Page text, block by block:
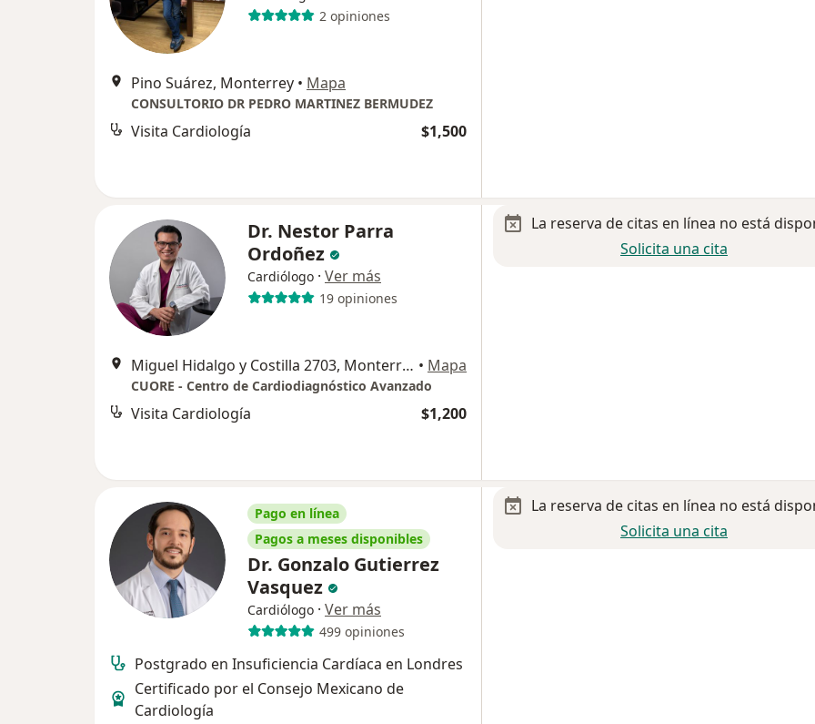
2 opiniones
Pino Suárez, Monterrey • Mapa
CONSULTORIO DR PEDRO MARTINEZ BERMUDEZ
Visita Cardiología $1,500
Dr. Nestor Parra
Ordoñez
Cardiólogo · Ver más
19 opiniones
Miguel Hidalgo y Costilla 2703, Monterrey • Mapa
CUORE - Centro de Cardiodiagnóstico Avanzado
Visita Cardiología $1,200
La reserva de citas en línea no está
Solicita una cita
Pago en línea
Pagos a meses disponibles
Dr. Gonzalo Gutierrez
Vasquez
Cardiólogo · Ver más
499 opiniones
Postgrado en Insuficiencia Cardíaca en Londres
Certificado por el Consejo Mexicano de
Cardiología
La reserva de citas en línea no está
Solicita una cita